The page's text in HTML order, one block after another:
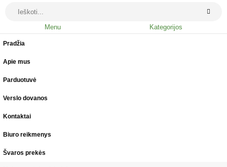
Menu Kategorijos
Pradžia
Apie mus
Parduotuvė
Verslo dovanos
Kontaktai
Biuro reikmenys
Švaros prekės